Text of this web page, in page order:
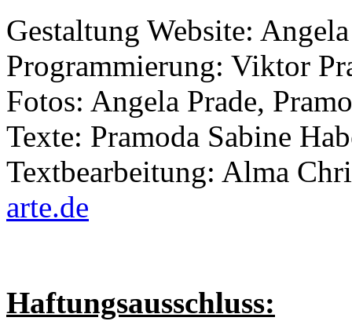
Gestaltung Website:
Programmierung: Viktor
Fotos: Angela Prade,
Texte: Pramoda Sabine
Textbearbeitung: Alma
arte.de
Haftungsausschluss: